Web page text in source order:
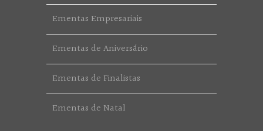
Ementas Empresariais
Ementas de Aniversário
Ementas de Finalistas
Ementas de Natal